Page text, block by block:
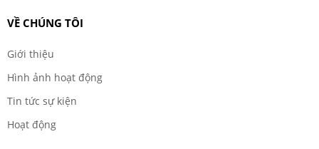
VỀ CHÚNG TÔI
Giới thiệu
Hình ảnh hoạt động
Tin tức sự kiện
Hoạt động